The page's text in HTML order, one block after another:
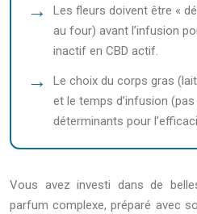
Les fleurs doivent être «
au four) avant l’infusion
inactif en CBD actif.
Le choix du corps gras
et le temps d’infusion
déterminants pour
Vous avez investi dans de
parfum complexe, préparé avec